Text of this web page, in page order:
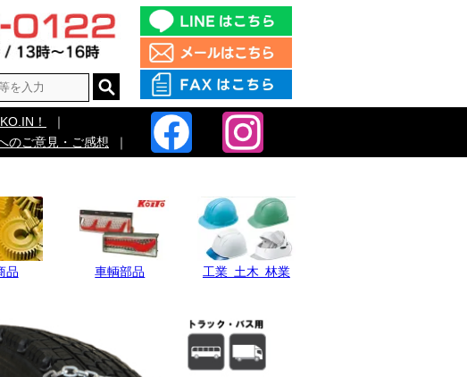
！
｜
のご意見・ご感想 ｜